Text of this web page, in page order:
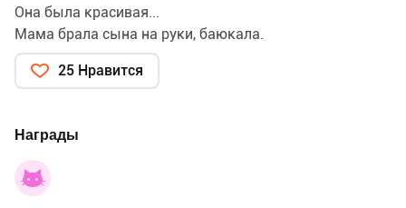
Она была красивая...
Мама брала сына на руки, баюкала.
25 Нравится
Награды